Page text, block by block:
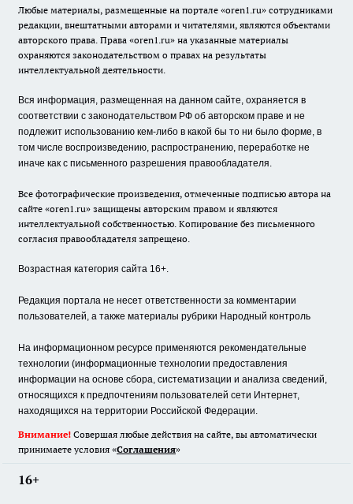
Любые материалы, размещенные на портале «oren1.ru» сотрудниками
редакции, внештатными авторами и читателями, являются объектами
авторского права. Права «oren1.ru» на указанные материалы
охраняются законодательством о правах на результаты
интеллектуальной деятельности.
Вся информация, размещенная на данном сайте, охраняется в
соответствии с законодательством РФ об авторском праве и не
подлежит использованию кем-либо в какой бы то ни было форме, в
том числе воспроизведению, распространению, переработке не
иначе как с письменного разрешения правообладателя.
Все фотографические произведения, отмеченные подписью автора на
сайте «oren1.ru» защищены авторским правом и являются
интеллектуальной собственностью. Копирование без письменного
согласия правообладателя запрещено.
Возрастная категория сайта 16+.
Редакция портала не несет ответственности за комментарии
пользователей, а также материалы рубрики Народный контроль
На информационном ресурсе применяются рекомендательные
технологии (информационные технологии предоставления
информации на основе сбора, систематизации и анализа сведений,
относящихся к предпочтениям пользователей сети Интернет,
находящихся на территории Российской Федерации.
Внимание! Совершая любые действия на сайте, вы автоматически
принимаете условия «Cоглашения»
16+